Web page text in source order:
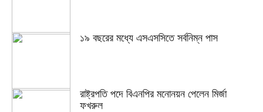
১৯ বছরের মধ্যে এসএসসিতে সর্বনিম্ন পাস
রাষ্ট্রপতি পদে বিএনপির মনোনয়ন পেলেন মির্জা
ফখরুল